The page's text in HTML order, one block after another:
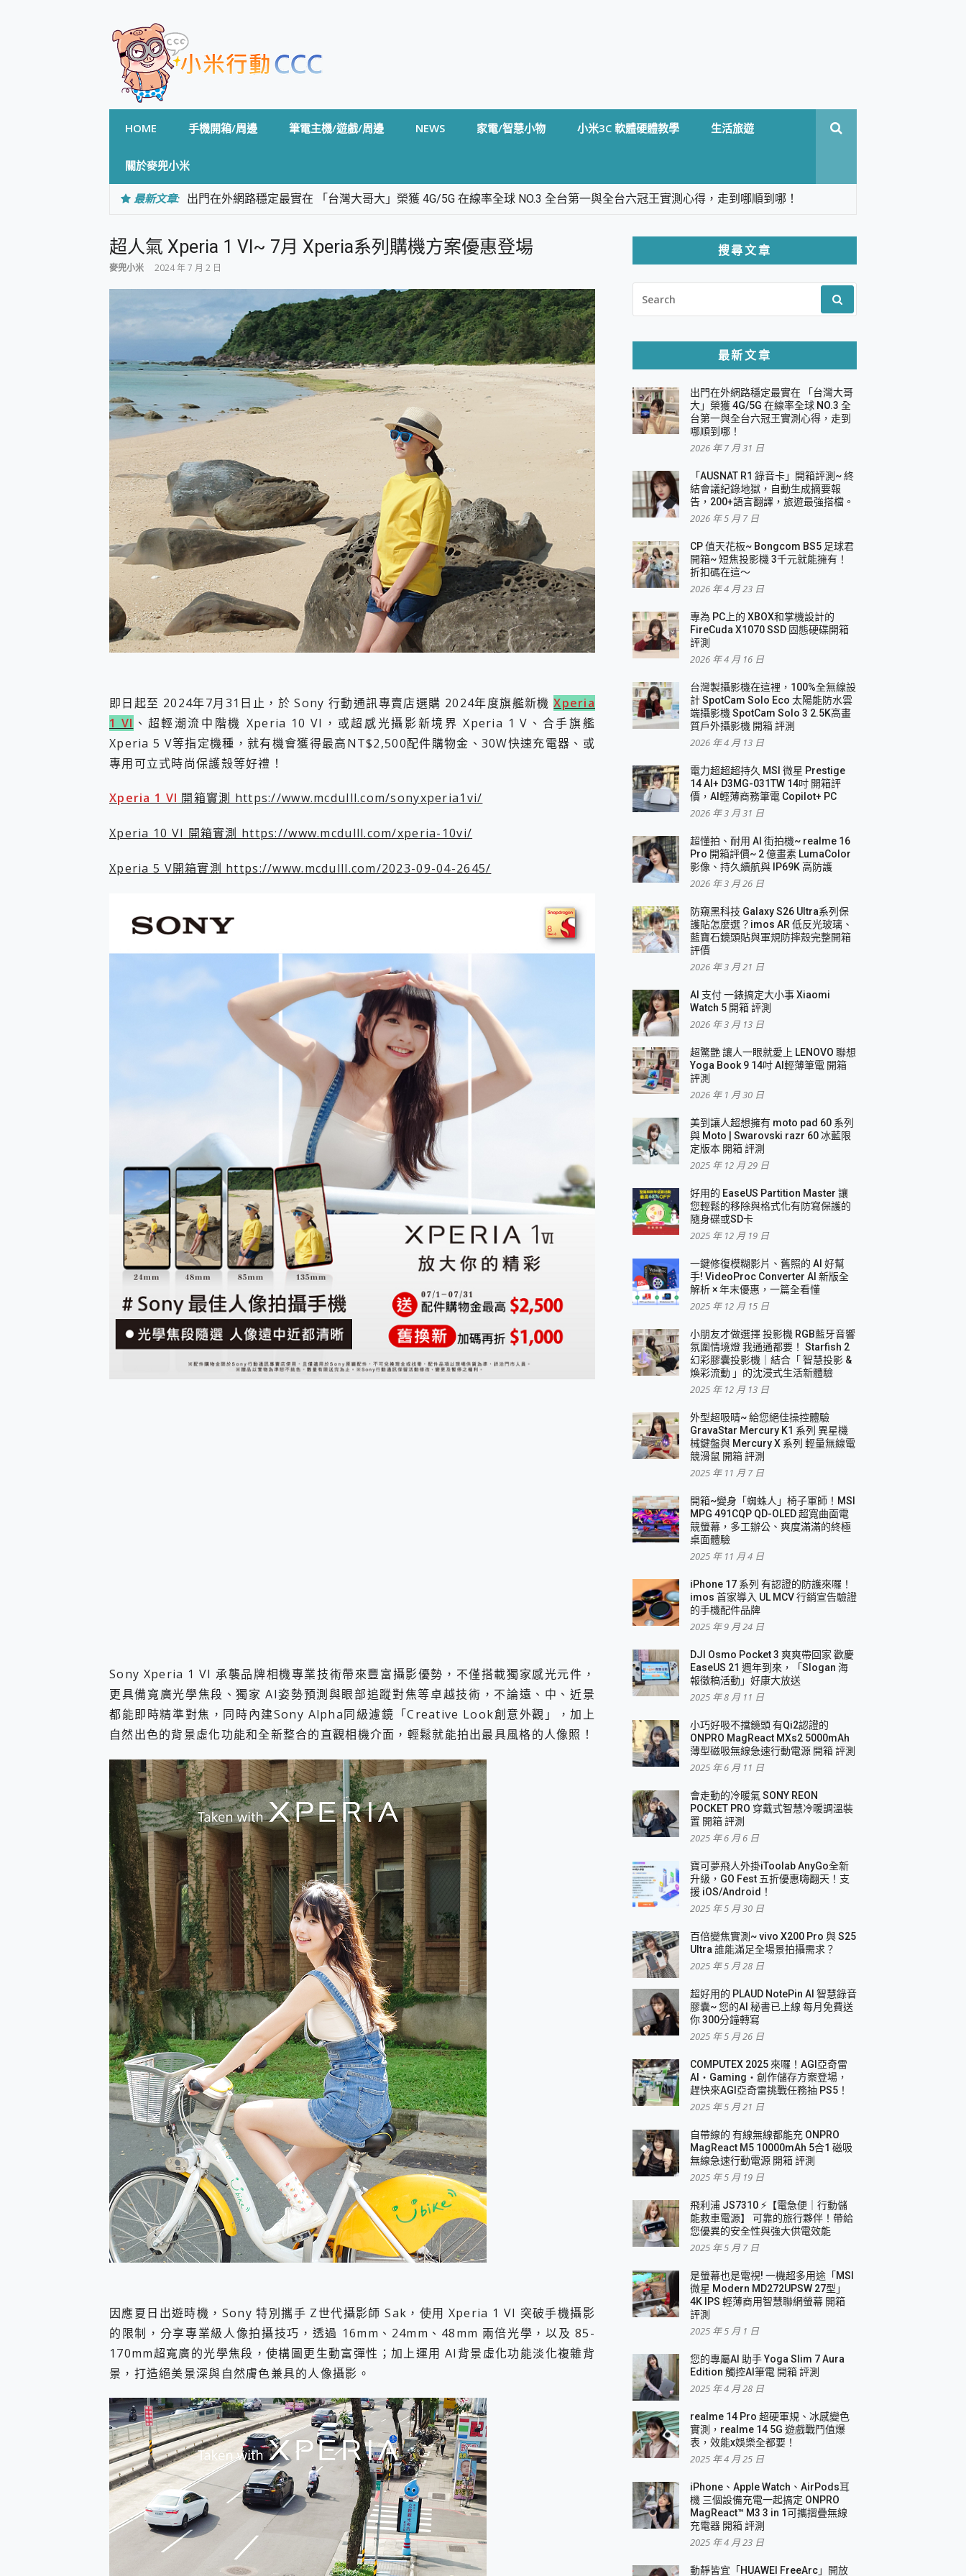
HOME 手機開箱/周邊 筆電主機/遊戲/周邊 NEWS 家電/智慧小物 小米3C 軟體硬體教學 生活旅遊
關於麥兜小米
最新文章: 出門在外網路穩定最實在 「台灣大哥大」榮獲 4G/5G 在線率全球 NO.3 全台第一與全台六冠王實測心得，走到哪順到哪！
專為 PC上的 XBOX和掌機設計的 FireCuda X1070 SSD 固態硬碟開箱 評測
台灣製攝影機在這裡，100%全無線設計 SpotCam Solo Eco 太陽能防水雲端攝影機 SpotCam Solo 3 2.5K高畫質戶外攝影機 開箱 評
電力超超超持久 MSI 微星 Prestige 14 AI+ D3MG-031TW 14吋 開箱評價，AI輕薄商務筆電 Copilot+ PC
超懂拍、耐用 AI 街拍機~ realme 16 Pro 開箱評價~ 2 億畫素 LumaColor 影像、持久續航與 IP69K 高防護
防窺黑科技 Galaxy S26 Ultra系列保護貼怎麼選？imos AR 低反光玻璃、藍寶石鏡頭貼與軍規防摔殼完整開箱評價
AI 支付 一錶搞定大小事 Xiaomi Watch 5 開箱 評測
超驚艷 讓人一眼就愛上 LENOVO 聯想 Yoga Book 9 14吋 AI輕薄筆電 開箱 評測
美到讓人超想擁有 moto pad 60 系列 與 Moto | Swarovski razr 60 冰藍限定版本 開箱 評測
好用的 EaseUS Partition Master 讓您輕鬆的移除與格式化有防寫保護的隨身碟或SD卡
一鍵修復模糊影片、舊照的 AI 好幫手! VideoProc Converter AI 新版全解析 × 年末優惠，一篇全看懂
小朋友才做選擇 投影機 RGB藍牙音響 氛圍情境燈 我通通都要！ Starfish 2 幻彩膠囊投影機｜結合「 智慧投影 & 煥彩流動 」的沈浸
式生活新體驗
外型超吸晴~ 給您絕佳操控體驗 GravaStar Mercury K1 系列 異星機械鍵盤與 Mercury X 系列 輕量無線電競滑鼠 開箱 評測
開箱~變身「蜘蛛人」椅子軍師！MSI MPG 491CQP QD-OLED 超寬曲面電競螢幕，多工辦公、爽度滿滿的終極桌面體驗
iPhone 17 系列 有認證的防護來囉！ imos 首家導入 UL MCV 行銷宣告驗證的手機配件品牌
DJI Osmo Pocket 3 爽爽帶回家 歡慶 EaseUS 21 週年到來，「Slogan 海報徵稿活動」好康大放送
小巧好吸不擋鏡頭 有Qi2認證的 ONPRO MagReact MXs2 5000mAh薄型磁吸無線急速行動電源 開箱 評測
會走動的冷暖氣 SONY REON POCKET PRO 穿戴式智慧冷暖調溫裝置 開箱 評測
寶可夢飛人外掛iToolab AnyGo全新升級，GO Fest 五折優惠嗨翻天！支援 iOS/Android！
百倍變焦實測~ vivo X200 Pro 與 S25 Ultra 誰能滿足全場景拍攝需求？
超好用的 PLAUD NotePin AI 智慧錄音膠囊~ 您的AI 秘書已上線 每月免費送你 300分鐘轉寫
COMPUTEX 2025 來囉！AGI亞奇雷 AI・Gaming・創作儲存方案登場，趕快來AGI亞奇雷挑戰任務抽 PS5！
自帶線的 有線無線都能充 ONPRO MagReact M5 10000mAh 5合1 磁吸無線急速行動電源 開箱 評測
飛利浦 JS7310 ⚡【電急便｜行動儲能救車電源】 可靠的旅行夥伴！帶給您優異的安全性與強大供電效能
是螢幕也是電視! 一機超多用途「MSI微星 Modern MD272UPSW 27型」 4K IPS 輕薄商用智慧聯網螢幕 開箱 評測
您的專屬AI 助手 Yoga Slim 7 Aura Edition 觸控AI筆電 開箱 評測
iPhone、Apple Watch、AirPods耳機 三個設備充電一起搞定 ONPRO MagReact™ M3 3 in 1可攜摺疊無線充電器 開箱 評測
動靜皆宜「HUAWEI FreeArc」開放式耳掛耳機，無感配戴! 超穩超服貼，音質、通話也很優質
好玩好拍 vivo V50 ~ 口袋裡的 Zeiss 潮流攝影棚!
25種洗烘模式一機搞定! Roborock 衣莉莎白 H1 Neo分子篩洗脫烘 AI 滾筒洗衣機
給 MSI Claw 系列電競掌機 最完美的家 MSI Nest Docking Station 掌機專屬擴充底座 開箱 評測
B&O 精品級音響! Home+ 中嘉寬頻 SoundBox 劇院串流盒 開箱 評測
EaseUS Vocal Remover 免費線上去聲器一鍵去除人聲 人聲 音樂分離 2024 消除人聲推薦
3 個超值 MHN 飛人工具分享~~ iToolab AnyGo 魔物獵人 Now飛人 ios教學 不出門也可以到處走
Locawhere AnyTo 寶可夢飛人 AnyTo 不出門也可以飛遍全世界
小體積 40000mAh 超大容量 一次充5個設備 充好充滿 CUKTECH 酷態科 300W 微型充電站 開箱 評測
97.3% 恢復率，資料救援就是這麼簡單 EaseUS Data Recovery Wizard Free 18.0.0 業界最好的資料救援軟體
磁碟系統大風吹 有了 磁碟管理程式 EaseUS Partition Master 就是這麼簡單
Xiaomi 14 Ultra 開箱 評測~ 有深度的 Leica 影像旗艦手機! 加碼小旗艦 Xiaomi 14 開箱 評測
vivo TWS 3e 真無線藍牙耳機智慧降噪升級、音質明亮溫潤，並支援雙設備連接~
MSI Claw 掌機專屬配件包 來囉 完美保護 MSI Claw A1M-026TW 電競掌機
人像旗艦 vivo V30 系列 開箱 評測! 首搭蔡司光學鏡頭、攝影棚級柔光環、拍攝功能最好玩的美拍神機 vivo V30 Pro
多個願望一次滿足 超強散熱 微星 MSI Claw A1M-026TW 電競掌機 開箱 評測
一吸完美對位 擁有超強吸力與超好用的隱磁支架 O-ONE MAG 最會吸的行動電源 開箱 評測
Motorola edge 70 pro 及 moto g37 power上市，登錄在送飛利浦氣炸鍋
近八千元的 Soundcore Liberty 5 Pro Max，有螢幕的耳機會是智商稅嗎?
ASUS Pad 全面應援 Me Time，加碼愛奇藝黃金雙周卡體驗，專案價最低 NT$0 起
榮耀 HONOR 600 Pro x MOLLY Limited Edition 限量版開賣，攜手味全龍進駐大巨蛋萬人盛典
超人氣 Xperia 1 VI~ 7月 Xperia系列購機方案優惠登場
麥兜小米 2024 年 7 月 2 日
即日起至 2024年7月31日止，於 Sony 行動通訊專賣店選購 2024年度旗艦新機 Xperia
1 VI 、超輕潮流中階機 Xperia 10 VI，或超感光攝影新境界 Xperia 1 V、合手旗艦
Xperia 5 V等指定機種，就有機會獲得最高NT$2,500配件購物金、30W快速充電器、或
專用可立式時尚保護殼等好禮！
Xperia 1 VI 開箱實測 https://www.mcdulll.com/sonyxperia1vi/
Xperia 10 VI 開箱實測 https://www.mcdulll.com/xperia-10vi/
Xperia 5 V開箱實測 https://www.mcdulll.com/2023-09-04-2645/
Sony Xperia 1 VI 承襲品牌相機專業技術帶來豐富攝影優勢，不僅搭載獨家感光元件，
更具備寬廣光學焦段、獨家 AI姿勢預測與眼部追蹤對焦等卓越技術，不論遠、中、近景
都能即時精準對焦，同時內建Sony Alpha同級濾鏡「Creative Look創意外觀」，加上
自然出色的背景虛化功能和全新整合的直觀相機介面，輕鬆就能拍出最具風格的人像照！
因應夏日出遊時機，Sony 特別攜手 Z世代攝影師 Sak，使用 Xperia 1 VI 突破手機攝影
的限制，分享專業級人像拍攝技巧，透過 16mm、24mm、48mm 兩倍光學，以及 85-
170mm超寬廣的光學焦段，使構圖更生動富彈性；加上運用 AI背景虛化功能淡化複雜背
景，打造絕美景深與自然膚色兼具的人像攝影。
搜尋文章
FOR:
最新文章
出門在外網路穩定最實在 「台灣大哥
大」榮獲 4G/5G 在線率全球 NO.3 全
台第一與全台六冠王實測心得，走到
哪順到哪！
2026 年 7 月 31 日
「AUSNAT R1 錄音卡」開箱評測~ 終
結會議紀錄地獄，自動生成摘要報
告，200+語言翻譯，旅遊最強搭檔。
2026 年 5 月 7 日
CP 值天花板~ Bongcom BS5 足球君
開箱~ 短焦投影機 3千元就能擁有！
折扣碼在這～
2026 年 4 月 23 日
專為 PC上的 XBOX和掌機設計的
FireCuda X1070 SSD 固態硬碟開箱
評測
2026 年 4 月 16 日
台灣製攝影機在這裡，100%全無線設
計 SpotCam Solo Eco 太陽能防水雲
端攝影機 SpotCam Solo 3 2.5K高畫
質戶外攝影機 開箱 評測
2026 年 4 月 13 日
電力超超超持久 MSI 微星 Prestige
14 AI+ D3MG-031TW 14吋 開箱評
價，AI輕薄商務筆電 Copilot+ PC
2026 年 3 月 31 日
超懂拍、耐用 AI 街拍機~ realme 16
Pro 開箱評價~ 2 億畫素 LumaColor
影像、持久續航與 IP69K 高防護
2026 年 3 月 26 日
防窺黑科技 Galaxy S26 Ultra系列保
護貼怎麼選？imos AR 低反光玻璃、
藍寶石鏡頭貼與軍規防摔殼完整開箱
評價
2026 年 3 月 21 日
AI 支付 一錶搞定大小事 Xiaomi
Watch 5 開箱 評測
2026 年 3 月 13 日
超驚艷 讓人一眼就愛上 LENOVO 聯想
Yoga Book 9 14吋 AI輕薄筆電 開箱
評測
2026 年 1 月 30 日
美到讓人超想擁有 moto pad 60 系列
與 Moto | Swarovski razr 60 冰藍限
定版本 開箱 評測
2025 年 12 月 29 日
好用的 EaseUS Partition Master 讓
您輕鬆的移除與格式化有防寫保護的
隨身碟或SD卡
2025 年 12 月 19 日
一鍵修復模糊影片、舊照的 AI 好幫
手! VideoProc Converter AI 新版全
解析 × 年末優惠，一篇全看懂
2025 年 12 月 15 日
小朋友才做選擇 投影機 RGB藍牙音響
氛圍情境燈 我通通都要！ Starfish 2
幻彩膠囊投影機｜結合「 智慧投影 &
煥彩流動 」的沈浸式生活新體驗
2025 年 12 月 13 日
外型超吸晴~ 給您絕佳操控體驗
GravaStar Mercury K1 系列 異星機
械鍵盤與 Mercury X 系列 輕量無線電
競滑鼠 開箱 評測
2025 年 11 月 7 日
開箱~變身「蜘蛛人」椅子軍師！MSI
MPG 491CQP QD-OLED 超寬曲面電
競螢幕，多工辦公、爽度滿滿的終極
桌面體驗
2025 年 11 月 4 日
iPhone 17 系列 有認證的防護來囉！
imos 首家導入 UL MCV 行銷宣告驗證
的手機配件品牌
2025 年 9 月 24 日
DJI Osmo Pocket 3 爽爽帶回家 歡慶
EaseUS 21 週年到來，「Slogan 海
報徵稿活動」好康大放送
2025 年 8 月 11 日
小巧好吸不擋鏡頭 有Qi2認證的
ONPRO MagReact MXs2 5000mAh
薄型磁吸無線急速行動電源 開箱 評測
2025 年 6 月 11 日
會走動的冷暖氣 SONY REON
POCKET PRO 穿戴式智慧冷暖調溫裝
置 開箱 評測
2025 年 6 月 6 日
寶可夢飛人外掛iToolab AnyGo全新
升級，GO Fest 五折優惠嗨翻天！支
援 iOS/Android！
2025 年 5 月 30 日
百倍變焦實測~ vivo X200 Pro 與 S25
Ultra 誰能滿足全場景拍攝需求？
2025 年 5 月 28 日
超好用的 PLAUD NotePin AI 智慧錄音
膠囊~ 您的AI 秘書已上線 每月免費送
你 300分鐘轉寫
2025 年 5 月 26 日
COMPUTEX 2025 來囉！AGI亞奇雷
AI・Gaming・創作儲存方案登場，
趕快來AGI亞奇雷挑戰任務抽 PS5！
2025 年 5 月 21 日
自帶線的 有線無線都能充 ONPRO
MagReact M5 10000mAh 5合1 磁吸
無線急速行動電源 開箱 評測
2025 年 5 月 19 日
飛利浦 JS7310 ⚡【電急便｜行動儲
能救車電源】 可靠的旅行夥伴！帶給
您優異的安全性與強大供電效能
2025 年 5 月 7 日
是螢幕也是電視! 一機超多用途「MSI
微星 Modern MD272UPSW 27型」
4K IPS 輕薄商用智慧聯網螢幕 開箱
評測
2025 年 5 月 1 日
您的專屬AI 助手 Yoga Slim 7 Aura
Edition 觸控AI筆電 開箱 評測
2025 年 4 月 28 日
realme 14 Pro 超硬軍規、冰感變色
實測，realme 14 5G 遊戲戰鬥值爆
表，效能x娛樂全都要！
2025 年 4 月 25 日
iPhone、Apple Watch、AirPods耳
機 三個設備充電一起搞定 ONPRO
MagReact™ M3 3 in 1可攜摺疊無線
充電器 開箱 評測
2025 年 4 月 23 日
動靜皆宜「HUAWEI FreeArc」開放